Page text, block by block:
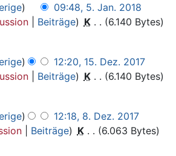
09:48, 5. Jan. 2018
Beiträge K
6.140 Bytes
12:20, 15. Dez. 2017
Beiträge K
6.140 Bytes
12:18, 8. Dez. 2017
Beiträge K
6.063 Bytes